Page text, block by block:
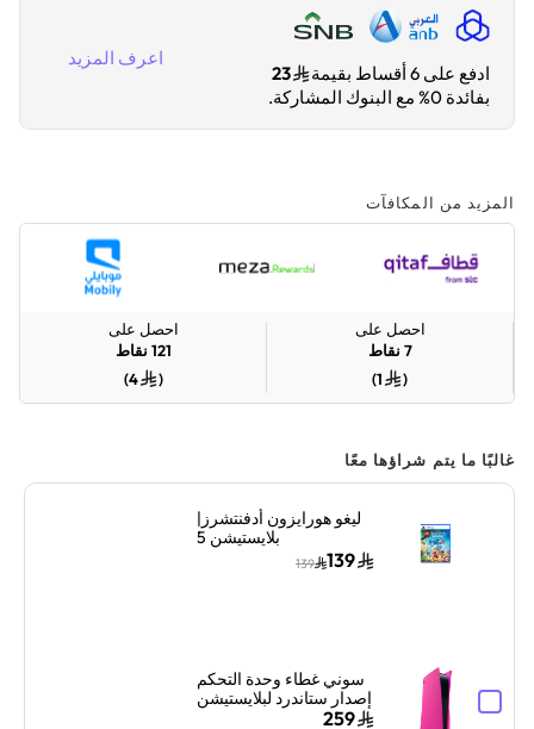
ادفع على 6 أقساط بقيمة
23
بفائدة 0% مع البنوك المشاركة.
اعرف المزيد
المزيد من المكافآت
احصل على
7 نقاط
(
1
)
احصل على
121 نقاط
(
4
)
غالبًا ما يتم شراؤها معًا
ليغو هورايزون أدفنتشرز|
بلايستيشن 5
139
139
سوني غطاء وحدة التحكم
إصدار ستاندرد لبلايستيشن
259